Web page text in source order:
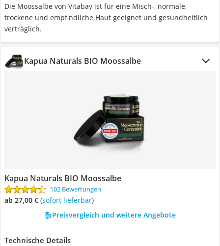
Die Moossalbe von Vitabay ist für eine Misch-, normale,
trockene und empfindliche Haut geeignet und gesundheitlich
verträglich.
Kapua Naturals BIO Moossalbe
Kapua Naturals BIO Moossalbe
102 Bewertungen
ab 27,00 € ( Sofort lieferbar)
Preisvergleich und weitere Angebote
Technische Details